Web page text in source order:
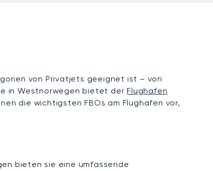
von Privatjets geeignet ist – von
in Westnorwegen bietet derFlughafen
die wichtigsten FBOs am Flughafen vor,
bieten sie eine umfassende